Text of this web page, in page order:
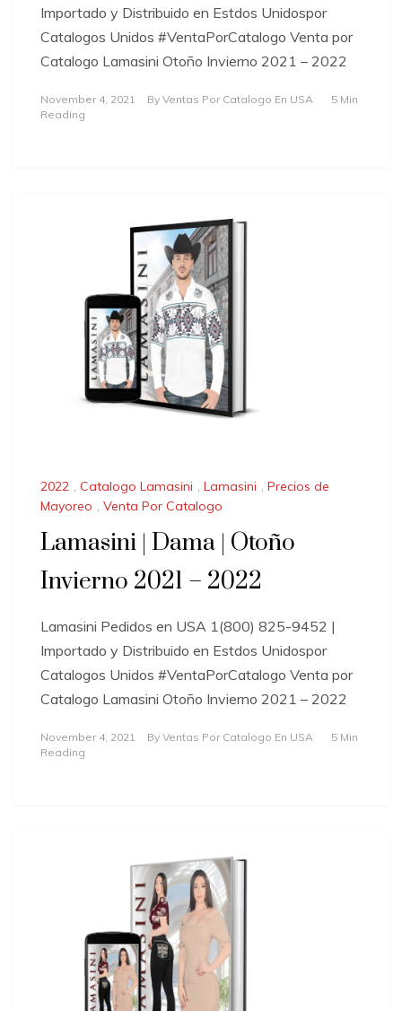
Importado y Distribuido en Estdos Unidospor
Catalogos Unidos #VentaPorCatalogo Venta por
Catalogo Lamasini Otoño Invierno 2021 – 2022
November 4, 2021 By Ventas Por Catalogo En USA
5 Min
Reading
2022 , Catalogo Lamasini , Lamasini , Precios de
Mayoreo , Venta Por Catalogo
Lamasini | Dama | Otoño
Invierno 2021 – 2022
Lamasini Pedidos en USA 1(800) 825-9452 |
Importado y Distribuido en Estdos Unidospor
Catalogos Unidos #VentaPorCatalogo Venta por
Catalogo Lamasini Otoño Invierno 2021 – 2022
November 4, 2021 By Ventas Por Catalogo En USA
5 Min
Reading